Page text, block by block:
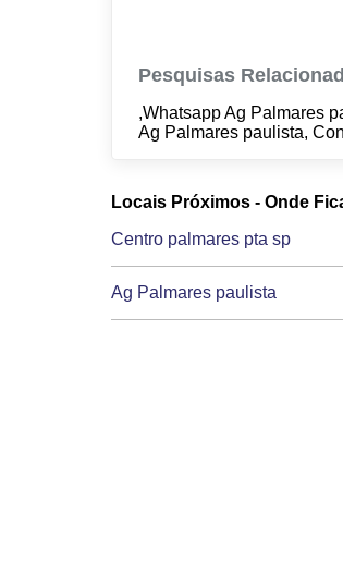
Pesquisas
,Whatsapp Ag Palmares
Ag Palmares paulista,
Locais Próximos - Onde
Centro palmares pta sp
Ag Palmares paulista